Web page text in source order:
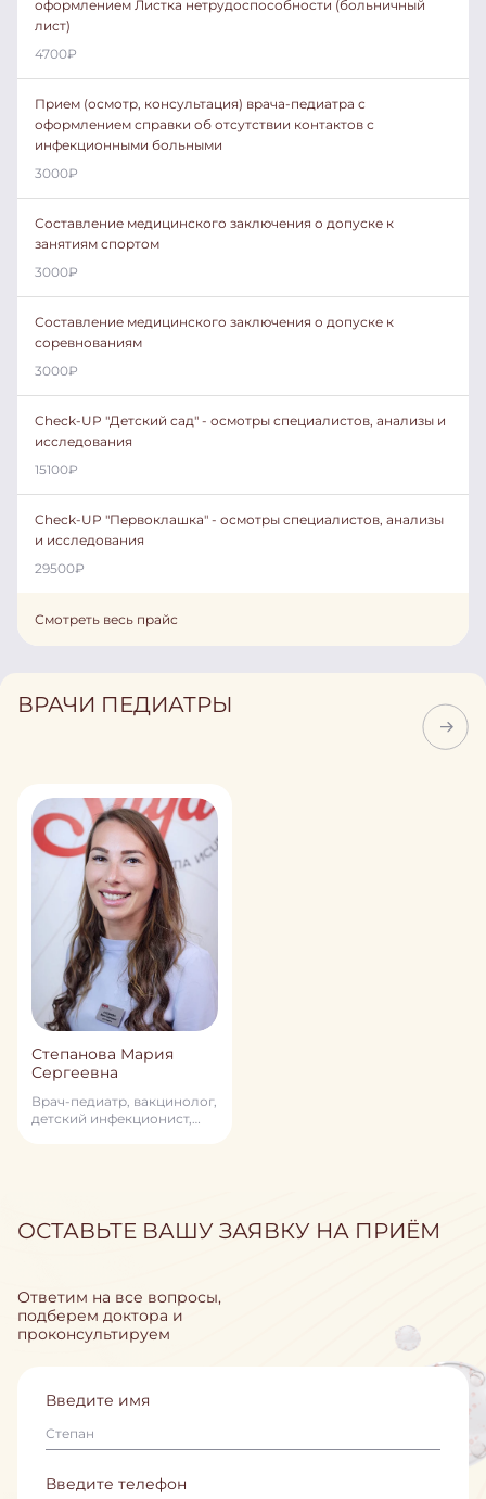
оформлением Листка нетрудоспособности (больничный
лист)
4700₽
Прием (осмотр, консультация) врача-педиатра с
оформлением справки об отсутствии контактов с
инфекционными больными
3000₽
Составление медицинского заключения о допуске к
занятиям спортом
3000₽
Составление медицинского заключения о допуске к
соревнованиям
3000₽
Check-UP "Детский сад" - осмотры специалистов, анализы и
исследования
15100₽
Check-UP "Первоклашка" - осмотры специалистов, анализы
и исследования
29500₽
Смотреть весь прайс
ВРАЧИ ПЕДИАТРЫ
Степанова Мария
Сергеевна
Врач-педиатр, вакцинолог,
детский инфекционист,
ОСТАВЬТЕ ВАШУ ЗАЯВКУ НА ПРИЁМ
Ответим на все вопросы,
подберем доктора и
проконсультируем
Введите имя
Введите телефон